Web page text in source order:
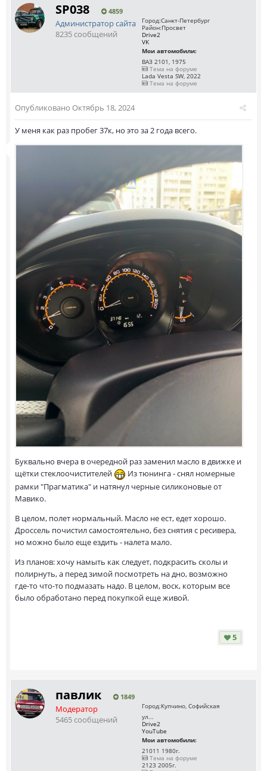
SP038 4859
Администратор сайта
8235 сообщений
Город:Санкт-Петербург
Район:Просвет
Drive2
VK
Мои автомобили:
ВАЗ 2101, 1975
Тема на форуме
Lada Vesta SW, 2022
Тема на форуме
Опубликовано Октябрь 18, 2024
У меня как раз пробег 37к, но это за 2 года всего.
Буквально вчера в очередной раз заменил масло в движке и
щётки стеклоочистителей
Из тюнинга - снял номерные
рамки "Прагматика" и натянул черные силиконовые от
Мавико.
В целом, полет нормальный. Масло не ест, едет хорошо.
Дроссель почистил самостоятельно, без снятия с ресивера,
но можно было еще ездить - налета мало.
Из планов: хочу намыть как следует, подкрасить сколы и
полирнуть, а перед зимой посмотреть на дно, возможно
где-то что-то подмазать надо. В целом, воск, которым все
было обработано перед покупкой еще живой.
5
павлик 1849
Модератор
5465 сообщений
Город:Купчино, Софийская
ул...
Drive2
YouTube
Мои автомобили:
21011 1980г.
Тема на форуме
2123 2005г.